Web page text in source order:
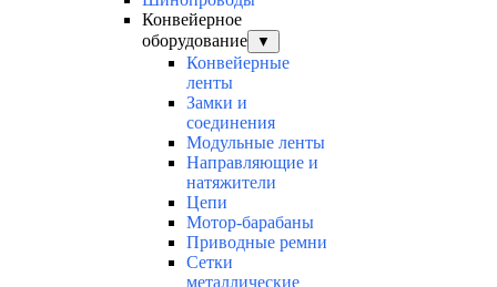
Конвейерное
оборудование
▼
Конвейерные
ленты
Замки и
соединения
Модульные ленты
Направляющие и
натяжители
Цепи
Мотор-барабаны
Приводные ремни
Сетки
металлические